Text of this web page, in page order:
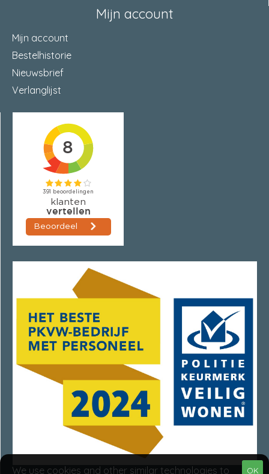
Mijn account
Mijn account
Bestelhistorie
Nieuwsbrief
Verlanglijst
OK
We use cookies and other similar technologies to